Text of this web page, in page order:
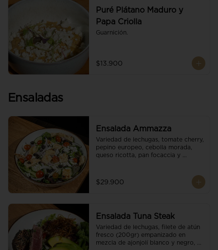
Puré Plátano Maduro y
Papa Criolla
Guarnición.
$13.900
Ensaladas
Ensalada Ammazza
Variedad de lechugas, tomate cherry,
pepino europeo, cebolla morada,
queso ricotta, pan focaccia y
$29.900
Ensalada Tuna Steak
Variedad de lechugas, filete de atún
fresco (200gr) empanizado en
mezcla de ajonjolí blanco y negro,